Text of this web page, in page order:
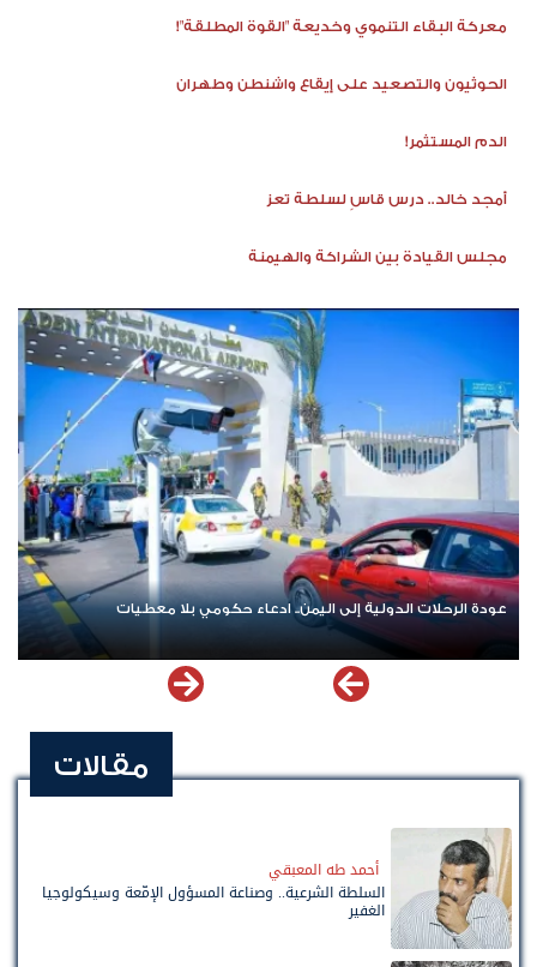
معركة البقاء التنموي وخديعة "القوة المطلقة"!
الحوثيون والتصعيد على إيقاع واشنطن وطهران
الدم المستثمر!
أمجد خالد.. درس قاسٍ لسلطة تعز
مجلس القيادة بين الشراكة والهيمنة
الدولية إلى اليمن.. ادعاء حكومي بلا معطيات اشترك الآن
مقالات
أحمد طه المعبقي
السلطة الشرعية.. وصناعة المسؤول الإمّعة وسيكولوجيا
الغفير